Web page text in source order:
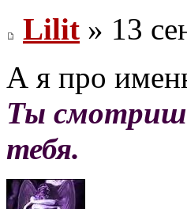
Lilit » 13
А я про
Ты
тебя.